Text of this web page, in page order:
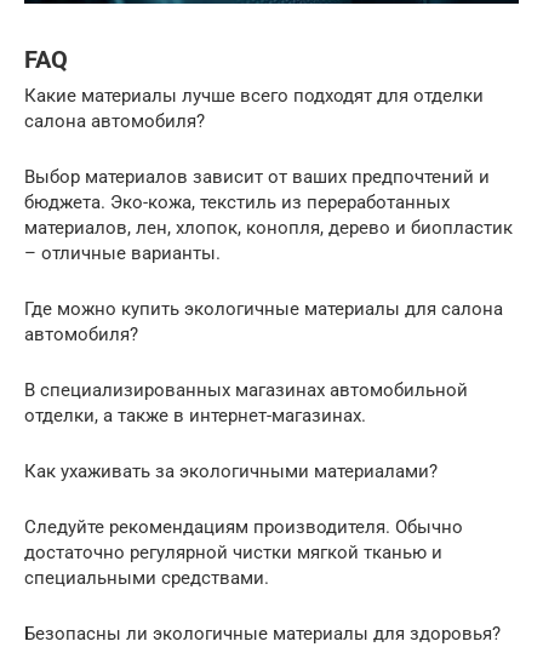
FAQ
Какие материалы лучше всего подходят для отделки
салона автомобиля?
Выбор материалов зависит от ваших предпочтений и
бюджета. Эко-кожа, текстиль из переработанных
материалов, лен, хлопок, конопля, дерево и биопластик
– отличные варианты.
Где можно купить экологичные материалы для салона
автомобиля?
В специализированных магазинах автомобильной
отделки, а также в интернет-магазинах.
Как ухаживать за экологичными материалами?
Следуйте рекомендациям производителя. Обычно
достаточно регулярной чистки мягкой тканью и
специальными средствами.
Безопасны ли экологичные материалы для здоровья?